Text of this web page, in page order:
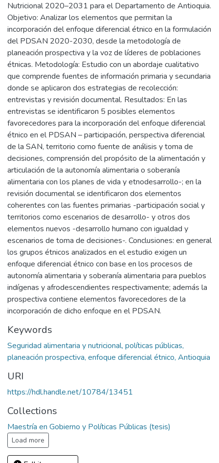
Nutricional 2020–2031 para el Departamento de Antioquia.
Objetivo: Analizar los elementos que permitan la
incorporación del enfoque diferencial étnico en la formulación
del PDSAN 2020-2030, desde la metodología de
planeación prospectiva y la voz de líderes de poblaciones
étnicas. Metodología: Estudio con un abordaje cualitativo
que comprende fuentes de información primaria y secundaria
donde se aplicaron dos estrategias de recolección:
entrevistas y revisión documental. Resultados: En las
entrevistas se identificaron 5 posibles elementos
favorecedores para la incorporación del enfoque diferencial
étnico en el PDSAN – participación, perspectiva diferencial
de la SAN, territorio como fuente de análisis y toma de
decisiones, comprensión del propósito de la alimentación y
articulación de la autonomía alimentaria o soberanía
alimentaria con los planes de vida y etnodesarrollo-; en la
revisión documental se identificaron dos elementos
coherentes con las fuentes primarias -participación social y
territorios como escenarios de desarrollo- y otros dos
elementos nuevos -desarrollo humano con igualdad y
escenarios de toma de decisiones-. Conclusiones: en general
los grupos étnicos analizados en el estudio exigen un
enfoque diferencial étnico con base en los procesos de
autonomía alimentaria y soberanía alimentaria para pueblos
indígenas y afrodescendientes respectivamente; además la
prospectiva contiene elementos favorecedores de la
incorporación de dicho enfoque en el PDSAN.
Keywords
Seguridad alimentaria y nutricional, políticas públicas,
planeación prospectiva, enfoque diferencial étnico, Antioquia
URI
https://hdl.handle.net/10784/13451
Collections
Maestría en Gobierno y Políticas Públicas (tesis)
Load more